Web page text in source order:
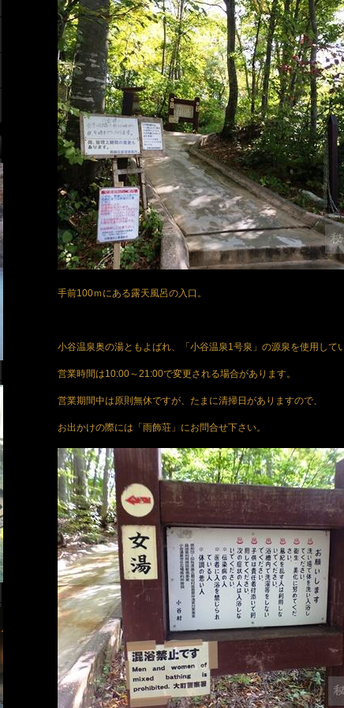
手前100ｍにある露天風呂の入口。
小谷温泉奥の湯ともよばれ、「小谷温泉1号泉」の源泉を使用して
営業時間は10:00～21:00で変更される場合があります。
営業期間中は原則無休ですが、たまに清掃日がありますので、
お出かけの際には「雨飾荘」にお問合せ下さい。